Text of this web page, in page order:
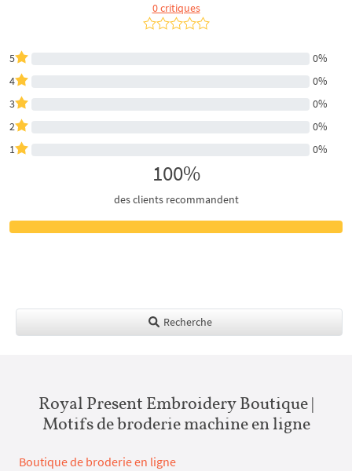
0 critiques
5
0%
4
0%
3
0%
2
0%
1
0%
100%
des clients recommandent
Recherche
Royal Present Embroidery Boutique |
Motifs de broderie machine en ligne
Boutique de broderie en ligne